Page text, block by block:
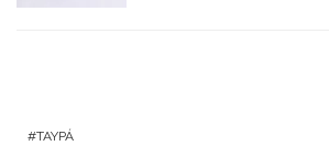
TAYPÁ